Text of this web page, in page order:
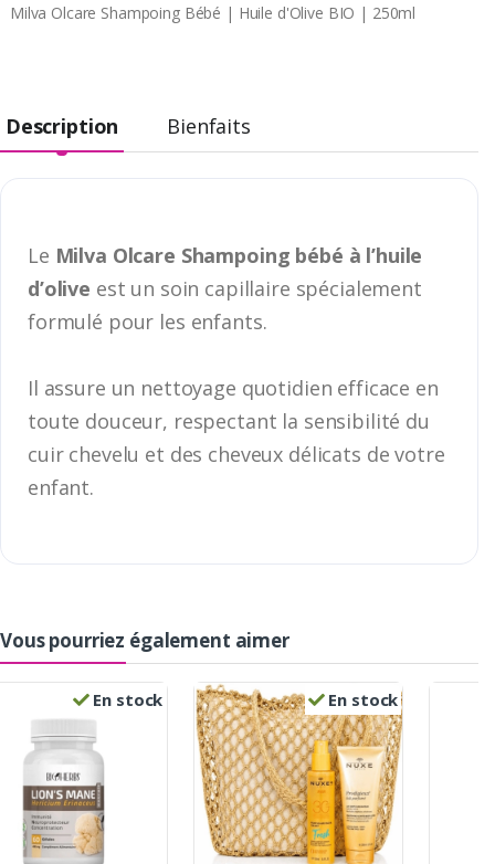
Milva Olcare Shampoing Bébé | Huile d'Olive BIO | 250ml
Description Bienfaits
Le Milva Olcare Shampoing bébé à l’huile
d’olive est un soin capillaire spécialement
formulé pour les enfants.
Il assure un nettoyage quotidien efficace en
toute douceur, respectant la sensibilité du
cuir chevelu et des cheveux délicats de votre
enfant.
Vous pourriez également aimer
En stock En stock